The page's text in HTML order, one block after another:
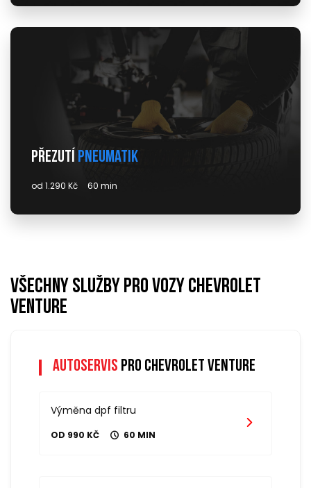
Přezutí pneumatik
od 1.290 Kč 60 min
Všechny služby pro vozy chevrolet
venture
Autoservis pro chevrolet venture
Výměna dpf filtru
OD 990 KČ 60 MIN